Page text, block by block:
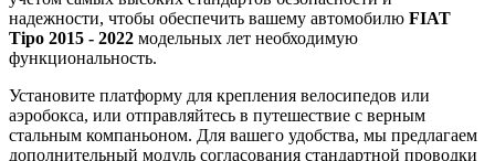
надежности, чтобы обеспечить вашему автомобилю FIAT
Tipo 2015 - 2022 модельных лет необходимую
функциональность.
Установите платформу для крепления велосипедов или
аэробокса, или отправляйтесь в путешествие с верным
стальным компаньоном. Для вашего удобства, мы предлагаем
дополнительный модуль согласования стандартной проводки